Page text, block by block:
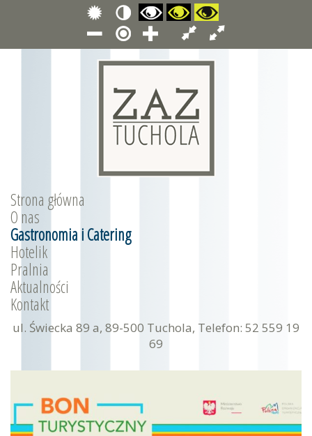
Strona główna
O nas
Gastronomia i Catering
Hotelik
Pralnia
Aktualności
Kontakt
ul. Świecka 89 a, 89-500 Tuchola, Telefon: 52 559 19
69